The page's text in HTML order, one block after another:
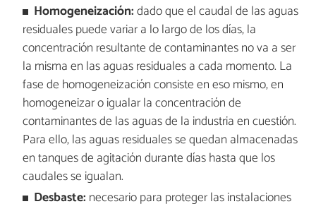
Homogeneización:dado que el caudal de las aguas
residuales puede variar a lo largo de los días, la
concentración resultante de contaminantes no va a ser
la misma en las aguas residuales a cada momento. La
fase de homogeneización consiste en eso mismo, en
homogeneizar o igualar la concentración de
contaminantes de las aguas de la industria en cuestión.
Para ello, las aguas residuales se quedan almacenadas
en tanques de agitación durante días hasta que los
caudales se igualan.
Desbaste: necesario para proteger las instalaciones